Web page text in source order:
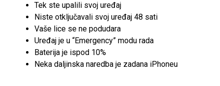
Tek ste upalili svoj uređaj
Niste otključavali svoj uređaj 48 sati
Vaše lice se ne podudara
Uređaj je u “Emergency” modu rada
Baterija je ispod 10%
Neka daljinska naredba je zadana iPhoneu